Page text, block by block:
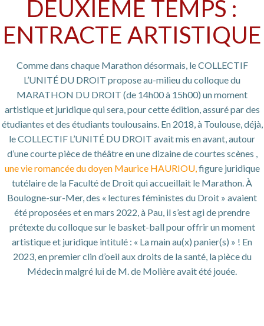
DEUXIÈME TEMPS :
ENTRACTE ARTISTIQUE
Comme dans chaque Marathon désormais, le COLLECTIF
L’UNITÉ DU DROIT propose au-milieu du colloque du
MARATHON DU DROIT (de 14h00 à 15h00) un moment
artistique et juridique qui sera, pour cette édition, assuré par des
étudiantes et des étudiants toulousains. En 2018, à Toulouse, déjà,
le COLLECTIF L’UNITÉ DU DROIT avait mis en avant, autour
d’une courte pièce de théâtre en une dizaine de courtes scènes ,
une vie romancée du doyen Maurice HAURIOU,figure juridique
tutélaire de la Faculté de Droit qui accueillait le Marathon. À
Boulogne-sur-Mer, des « lectures féministes du Droit » avaient
été proposées et en mars 2022, à Pau, il s’est agi de prendre
prétexte du colloque sur le basket-ball pour offrir un moment
artistique et juridique intitulé : « La main au(x) panier(s) » ! En
2023, en premier clin d’oeil aux droits de la santé, la pièce du
Médecin malgré lui de M. de Molière avait été jouée.